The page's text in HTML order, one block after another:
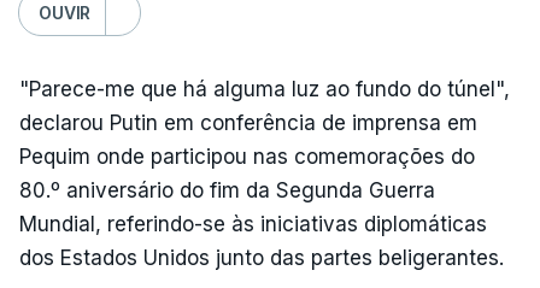
OUVIR
"Parece-me que há alguma luz ao fundo do túnel",
declarou Putin em conferência de imprensa em
Pequim onde participou nas comemorações do
80.º aniversário do fim da Segunda Guerra
Mundial, referindo-se às iniciativas diplomáticas
dos Estados Unidos junto das partes beligerantes.